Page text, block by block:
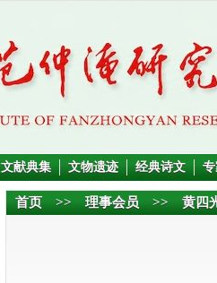
文献典集 文物遗迹 经典诗文
首页 >> 理事会员 >> 黄四